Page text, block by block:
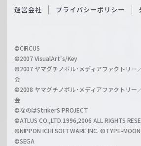
c
a
r
z
O
i
l
h
a
運営会社 プライバシーポリシー
©CIRCUS
©2007 VisualArt's/Key
©2007 ヤマグチノボル･メディアファクトリー
会
©2008 ヤマグチノボル･メディアファクトリー
会
©なのはStrikerS PROJECT
©ATLUS CO.,LTD.1996,2006 ALL RIGHTS
©NIPPON ICHI SOFTWARE INC. ©TYPE-
©SEGA